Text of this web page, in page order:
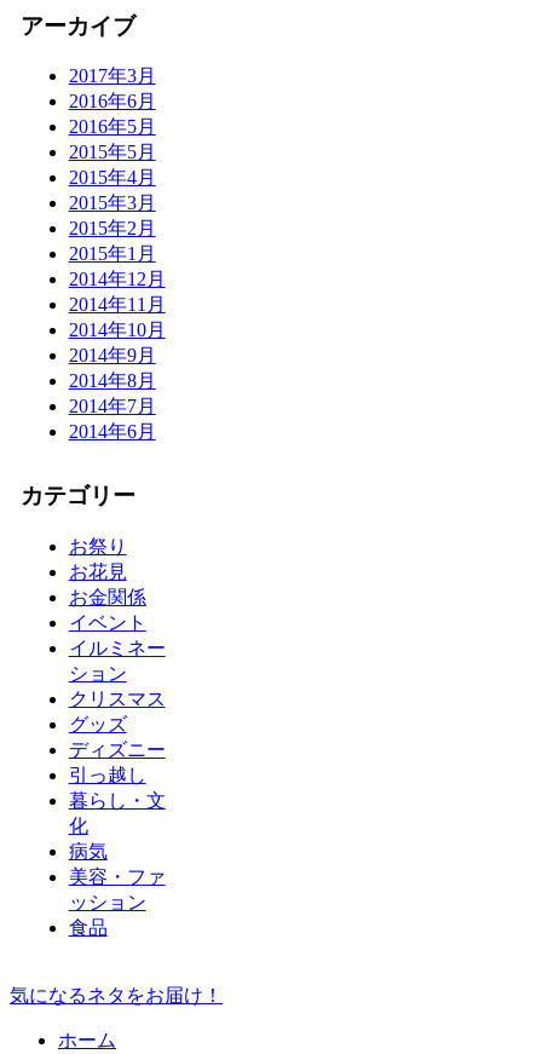
アーカイブ
2017年3月
2016年6月
2016年5月
2015年5月
2015年4月
2015年3月
2015年2月
2015年1月
2014年12月
2014年11月
2014年10月
2014年9月
2014年8月
2014年7月
2014年6月
カテゴリー
お祭り
お花見
お金関係
イベント
イルミネー
ション
クリスマス
グッズ
ディズニー
引っ越し
暮らし・文
化
病気
美容・ファ
ッション
食品
気になるネタをお届け！
ホーム